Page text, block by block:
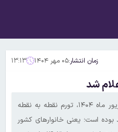
زمان انتشار:۰۵ مهر ۱۴۰۴ ۱۳:۱۳
شد
طبق اعلام مرکز آمار، در شهریور ماه ۱۴۰۴، تورم نقطه به نقطه
کشور، ۴۵.۳ درصد بوده است؛ یعنی خانوارهای کشور